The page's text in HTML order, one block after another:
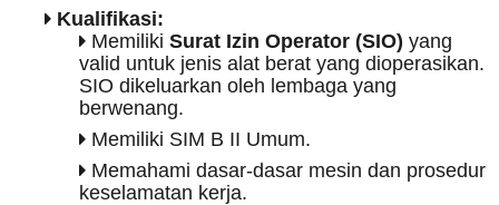
Kualifikasi:
Memiliki Surat Izin Operator (SIO) yang
valid untuk jenis alat berat yang dioperasikan.
SIO dikeluarkan oleh lembaga yang
berwenang.
Memiliki SIM B II Umum.
Memahami dasar-dasar mesin dan prosedur
keselamatan kerja.